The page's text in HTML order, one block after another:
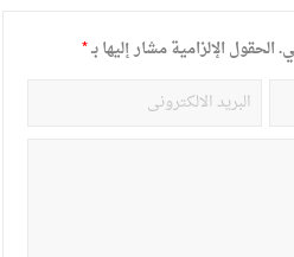
الحقول الإلزامية مشار إليها بـ*